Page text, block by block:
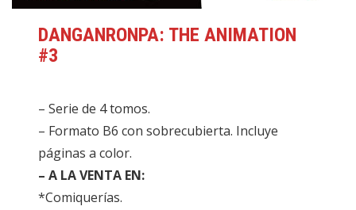
DANGANRONPA: THE ANIMATION
#3
– Serie de 4 tomos.
– Formato B6 con sobrecubierta. Incluye
páginas a color.
– A LA VENTA EN:
*Comiquerías.